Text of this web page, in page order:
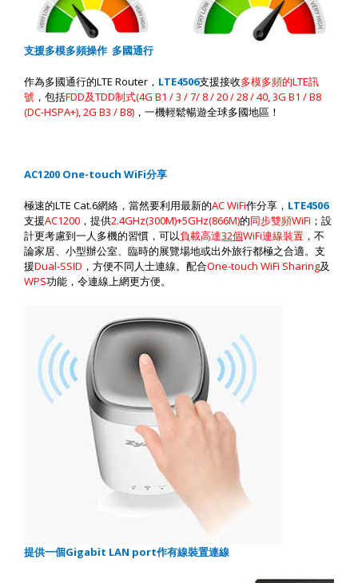
支援多模多頻操作 多國通行
作為多國通行的LTE Router ， LTE4506支援接收多模多頻的LTE訊
號 ，包括FDD及TDD制式(4G B1 / 3 / 7/ 8 / 20 / 28 / 40, 3G B1 / B8
(DC-HSPA+), 2G B3 / B8) ，一機輕鬆暢遊全球多國地區！
AC1200 One-touch WiFi分享
極速的LTE Cat.6網絡，當然要利用最新的AC WiFi作分享， LTE4506
支援AC1200 ，提供2.4GHz(300M)+5GHz(866M)的同步雙頻WiFi ；設
計更考慮到一人多機的習慣，可以負載高達32個WiFi連線裝置 ，不
論家居、小型辦公室、臨時的展覽場地或出外旅行都極之合適。支
援Dual-SSID ，方便不同人士連線。配合One-touch WiFi Sharing及
WPS功能，令連線上網更方便。
提供一個Gigabit LAN port作有線裝置連線